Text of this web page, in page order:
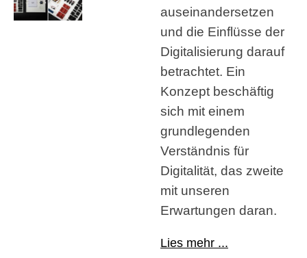
auseinandersetzen
und die Einflüsse der
Digitalisierung darauf
betrachtet. Ein
Konzept beschäftig
sich mit einem
grundlegenden
Verständnis für
Digitalität, das zweite
mit unseren
Erwartungen daran.
Lies mehr ...